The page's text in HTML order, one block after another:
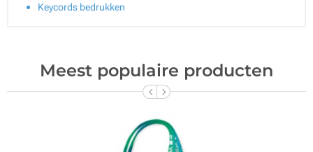
Keycords bedrukken
Meest populaire producten